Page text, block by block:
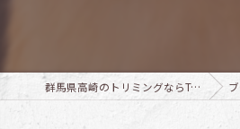
群馬県高崎のトリミングならTrimming Salon E-basho ブログ